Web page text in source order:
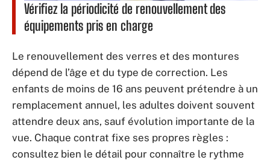
Vérifiez la périodicité de renouvellement des
équipements pris en charge
Le renouvellement des verres et des montures
dépend de l’âge et du type de correction. Les
enfants de moins de 16 ans peuvent prétendre à un
remplacement annuel, les adultes doivent souvent
attendre deux ans, sauf évolution importante de la
vue. Chaque contrat fixe ses propres règles :
consultez bien le détail pour connaître le rythme